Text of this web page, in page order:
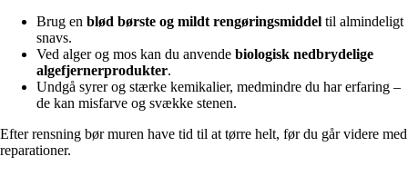
Brug en blød børste og mildt rengøringsmiddel til almindeligt
snavs.
Ved alger og mos kan du anvende biologisk nedbrydelige
algefjernerprodukter.
Undgå syrer og stærke kemikalier, medmindre du har erfaring –
de kan misfarve og svække stenen.
Efter rensning bør muren have tid til at tørre helt, før du går videre med
reparationer.